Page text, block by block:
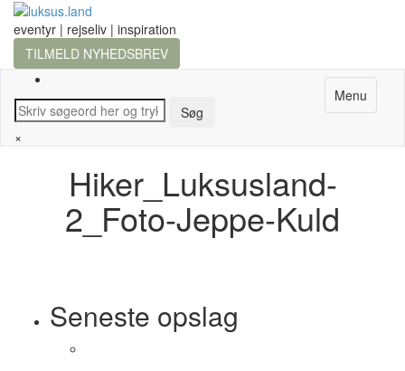
eventyr | rejseliv | inspiration
TILMELD NYHEDSBREV
Menu
×
Hiker_Luksusland-
2_Foto-Jeppe-Kuld
Seneste opslag